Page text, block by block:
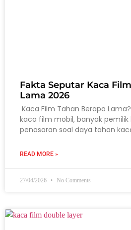
Fakta Seputar Kaca
Lama 2026
Kaca Film Tahan Berapa
kaca film mobil, banyak pemilik
penasaran soal daya tahan
READ MORE »
27/04/2026 No Comments